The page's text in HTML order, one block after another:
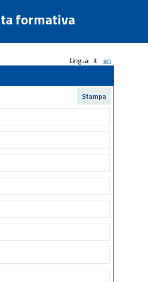
formativa
Lingua: it
en
Stampa